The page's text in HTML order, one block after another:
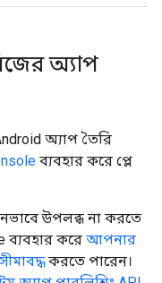
অ্যাপ
অ্যাপ তৈরি
ব্যবহার করে প্লে
উপলব্ধ না করতে
ব্যবহার করে আপনার
করতে পারেন।